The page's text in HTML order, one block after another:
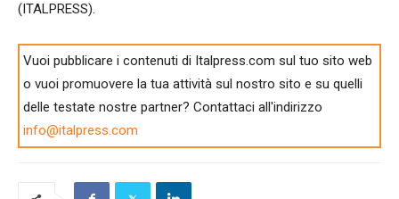
(ITALPRESS).
Vuoi pubblicare i contenuti di Italpress.com sul tuo sito web
o vuoi promuovere la tua attività sul nostro sito e su quelli
delle testate nostre partner? Contattaci all'indirizzo
info@italpress.com